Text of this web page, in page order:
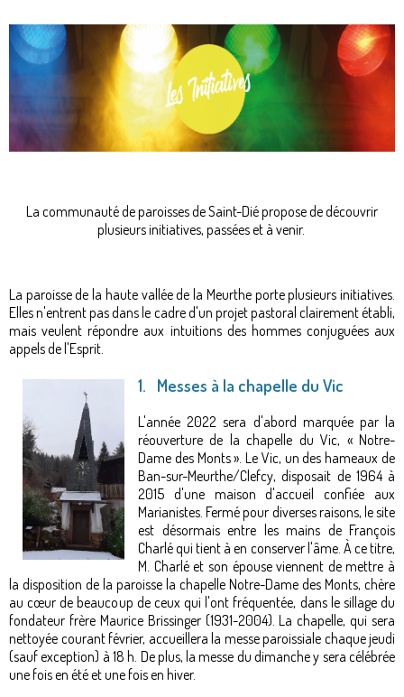
La communauté de paroisses de Saint-Dié propose de découvrir
plusieurs initiatives, passées et à venir.
La paroisse de la haute vallée de la Meurthe porte plusieurs initiatives.
Elles n'entrent pas dans le cadre d'un projet pastoral clairement établi,
mais veulent répondre aux intuitions des hommes conjuguées aux
appels de l'Esprit.
1. Messes à la chapelle du Vic
L'année 2022 sera d'abord marquée par la
réouverture de la chapelle du Vic, « Notre-
Dame des Monts ». Le Vic, un des hameaux de
Ban-sur-Meurthe/Clefcy, disposait de 1964 à
2015 d'une maison d'accueil confiée aux
Marianistes. Fermé pour diverses raisons, le site
est désormais entre les mains de François
Charlé qui tient à en conserver l'âme. À ce titre,
M. Charlé et son épouse viennent de mettre à
la disposition de la paroisse la chapelle Notre-Dame des Monts, chère
au cœur de beaucoup de ceux qui l'ont fréquentée, dans le sillage du
fondateur frère Maurice Brissinger (1931-2004). La chapelle, qui sera
nettoyée courant février, accueillera la messe paroissiale chaque jeudi
(sauf exception) à 18 h. De plus, la messe du dimanche y sera célébrée
une fois en été et une fois en hiver.